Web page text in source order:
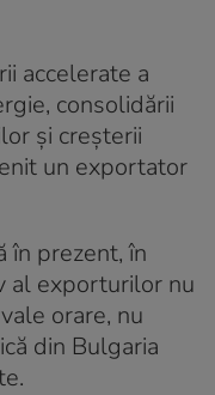
accelerate a
consolidării
și creșterii
un exportator
în prezent, în
al exporturilor nu
orare, nu
din Bulgaria